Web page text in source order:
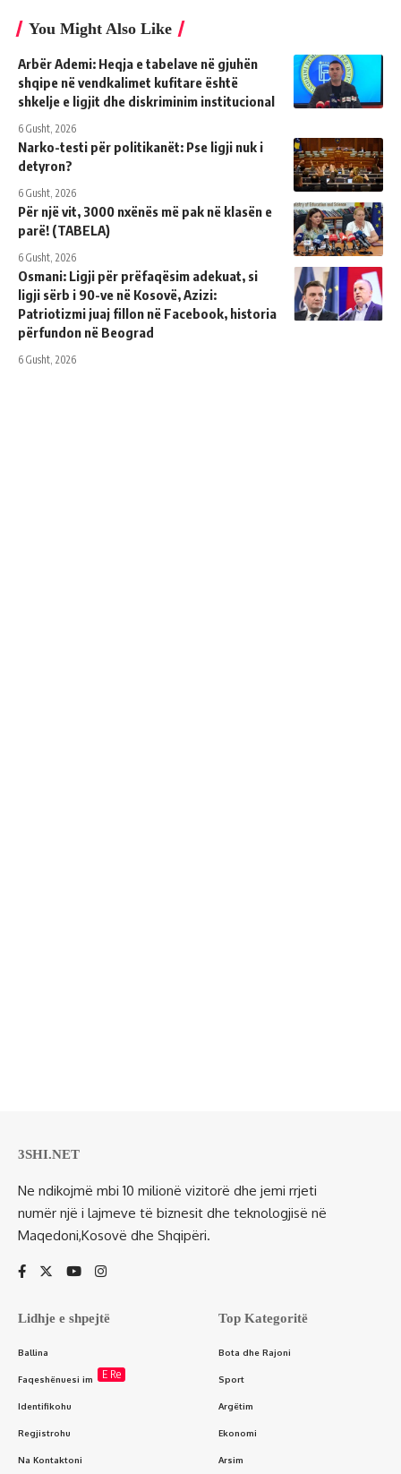
You Might Also Like
Arbër Ademi: Heqja e tabelave në gjuhën
shqipe në vendkalimet kufitare është
shkelje e ligjit dhe diskriminim institucional
6 Gusht, 2026
Narko-testi për politikanët: Pse ligji nuk i
detyron?
6 Gusht, 2026
Për një vit, 3000 nxënës më pak në klasën e
parë! (TABELA)
6 Gusht, 2026
Osmani: Ligji për prëfaqësim adekuat, si
ligji sërb i 90-ve në Kosovë, Azizi:
Patriotizmi juaj fillon në Facebook, historia
përfundon në Beograd
6 Gusht, 2026
3SHI.NET
Ne ndikojmë mbi 10 milionë vizitorë dhe jemi rrjeti
numër një i lajmeve të biznesit dhe teknologjisë në
Maqedoni,Kosovë dhe Shqipëri.
Lidhje e shpejtë
Ballina
Faqeshënuesi im E Re
Identifikohu
Regjistrohu
Na Kontaktoni
Top Kategoritë
Bota dhe Rajoni
Sport
Argëtim
Ekonomi
Arsim